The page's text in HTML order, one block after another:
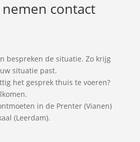
nemen contact
bespreken de situatie. Zo krijg
situatie past.
het gesprek thuis te voeren?
in de Prenter (Vianen)
(Leerdam).